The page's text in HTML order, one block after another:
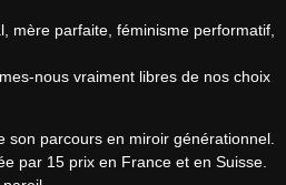
mère parfaite, féminisme performatif,
nous vraiment libres de nos choix
parcours en miroir générationnel.
par 15 prix en France et en Suisse.